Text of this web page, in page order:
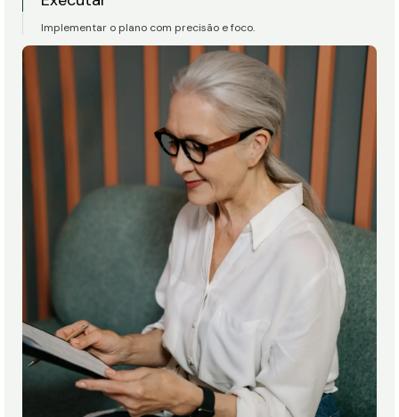
Implementar o plano com precisão e foco.